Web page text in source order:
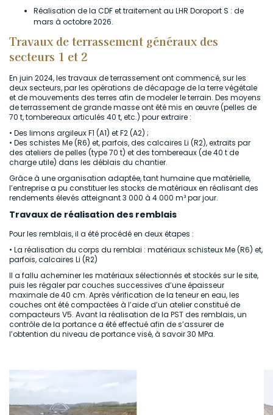
Réalisation de la CDF et traitement au LHR Doroport S : de
mars à octobre 2026.
Travaux de terrassement généraux des
secteurs 1 et 2
En juin 2024, les travaux de terrassement ont commencé, sur les
deux secteurs, par les opérations de décapage de la terre végétale
et de mouvements des terres afin de modeler le terrain. Des moyens
de terrassement de grande masse ont été mis en œuvre (pelles de
70 t, tombereaux articulés 40 t, etc.) pour extraire :
• Des limons argileux F1 (A1) et F2 (A2) ;
• Des schistes Me (R6) et, parfois, des calcaires Li (R2), extraits par
des ateliers de pelles (type 70 t) et des tombereaux (de 40 t de
charge utile) dans les déblais du chantier.
Grâce à une organisation adaptée, tant humaine que matérielle,
l’entreprise a pu constituer les stocks de matériaux en réalisant des
rendements élevés atteignant 3 000 à 4 000 m³ par jour.
Travaux de réalisation des remblais
Pour les remblais, il a été procédé en deux étapes :
• La réalisation du corps du remblai : matériaux schisteux Me (R6) et,
parfois, calcaires Li (R2)
Il a fallu acheminer les matériaux sélectionnés et stockés sur le site,
puis les régaler par couches successives d’une épaisseur
maximale de 40 cm. Après vérification de la teneur en eau, les
couches ont été compactées à l’aide d’un atelier constitué de
compacteurs V5. Avant la réalisation de la PST des remblais, un
contrôle de la portance a été effectué afin de s’assurer de
l’obtention du niveau de portance visé, à savoir 30 MPa.